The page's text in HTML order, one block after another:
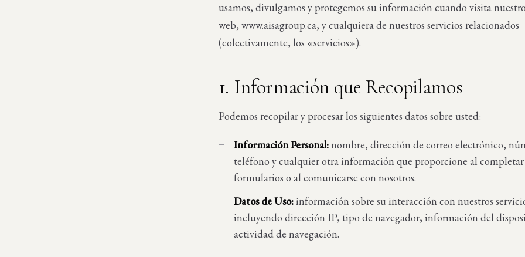
usamos, divulgamos y protegemos su información cuando visita
web, www.aisagroup.ca, y cualquiera de nuestros servicios relacionados
(colectivamente, los «servicios»).
1. Información que Recopilamos
Podemos recopilar y procesar los siguientes datos sobre usted:
Información Personal:nombre, dirección de correo electrónico,
teléfono y cualquier otra información que proporcione al completar
formularios o al comunicarse con nosotros.
Datos de Uso:información sobre su interacción con nuestros
incluyendo dirección IP, tipo de navegador, información del
actividad de navegación.